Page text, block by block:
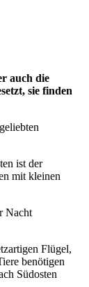
auch die
sie finden
ist der
mit kleinen
Nacht
Flügel,
benötigen
Südosten